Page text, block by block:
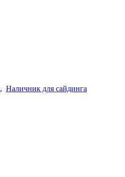
, Наличник для сайдинга